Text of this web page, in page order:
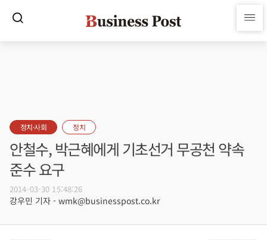
정치·사회 정치
안철수, 박근혜에게 기초선거 무공천 약속
준수 요구
2014-03-30 15:48:26
강우민 기자 - wmk@businesspost.co.kr